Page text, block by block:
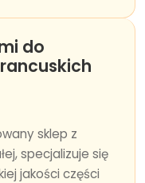
do
sklep z
specjalizuje się
jakości części